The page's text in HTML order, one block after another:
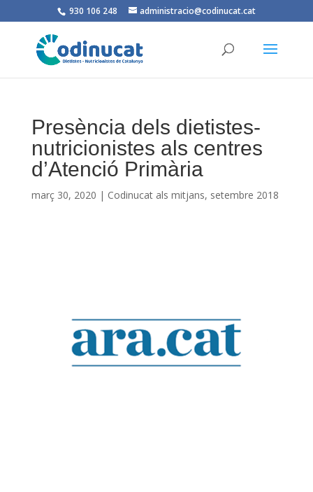
930 106 248 administracio@codinucat.cat
Presència dels dietistes-
nutricionistes als centres
d’Atenció Primària
març 30, 2020 | Codinucat als mitjans, setembre 2018